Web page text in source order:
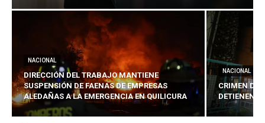
NACIONAL
DIRECCIÓN DEL TRABAJO MANTIENE
SUSPENSIÓN DE FAENAS DE EMPRESAS
ALEDAÑAS A LA EMERGENCIA EN QUILICURA
NACIONAL
CRIMEN DE
DETIENEN